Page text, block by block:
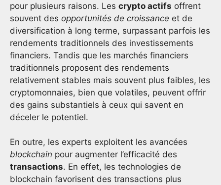
pour plusieurs raisons. Les crypto actifs offrent
souvent des opportunités de croissance et de
diversification à long terme, surpassant parfois les
rendements traditionnels des investissements
financiers. Tandis que les marchés financiers
traditionnels proposent des rendements
relativement stables mais souvent plus faibles, les
cryptomonnaies, bien que volatiles, peuvent offrir
des gains substantiels à ceux qui savent en
déceler le potentiel.
En outre, les experts exploitent les avancées
blockchain pour augmenter l’efficacité des
transactions. En effet, les technologies de
blockchain favorisent des transactions plus